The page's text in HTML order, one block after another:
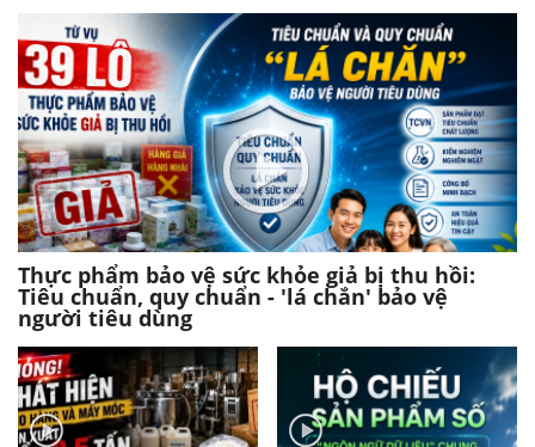
Thực phẩm bảo vệ sức khỏe giả bị thu hồi:
Tiêu chuẩn, quy chuẩn - 'lá chắn' bảo vệ
người tiêu dùng